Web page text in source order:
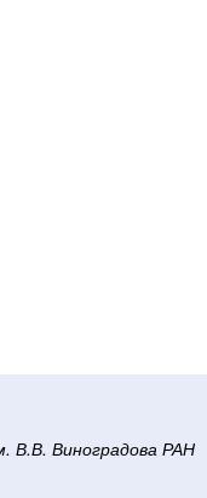
В.В. Виноградова РАН